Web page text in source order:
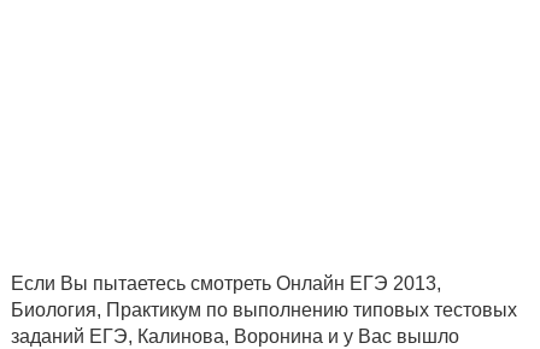
Если Вы пытаетесь смотреть Онлайн ЕГЭ 2013,
Биология, Практикум по выполнению типовых тестовых
заданий ЕГЭ, Калинова, Воронина и у Вас вышло